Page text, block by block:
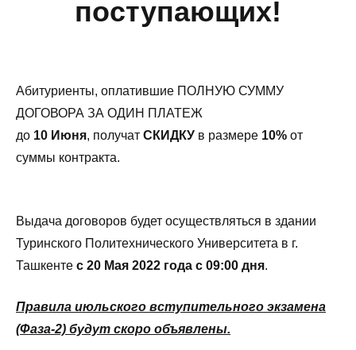
поступающих!
Абитуриенты, оплатившие ПОЛНУЮ СУММУ
ДОГОВОРА ЗА ОДИН ПЛАТЕЖ
до 10 Июня, получат СКИДКУ в размере 10% от
суммы контракта.
Выдача договоров будет осуществляться в здании
Туринского Политехнического Университета в г.
Ташкенте с 20 Мая 2022 года с 09:00 дня.
Правила июльского вступительного экзамена
(Фаза-2) будут скоро объявлены.